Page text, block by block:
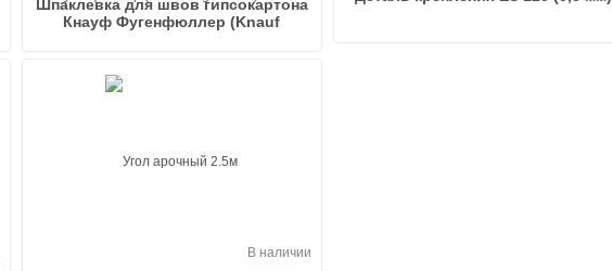
Шпаклевка для швов гипсокартона
Кнауф Фугенфюллер (Knauf
В наличии